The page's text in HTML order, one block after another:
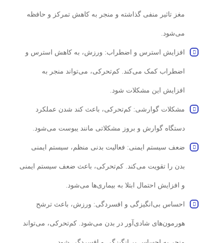
مغز تاثیر منفی گذاشته و منجر به کاهش تمرکز و حافظه
می‌شود.
افزایش استرس و اضطراب: ورزش، به کاهش استرس و
اضطراب کمک می‌کند. کم‌تحرکی، می‌تواند منجر به
افزایش این مشکلات شود.
مشکلات گوارشی: کم‌تحرکی، باعث کند شدن عملکرد
دستگاه گوارش و بروز مشکلاتی مانند یبوست می‌شود.
ضعف سیستم ایمنی: فعالیت بدنی منظم، سیستم ایمنی
بدن را تقویت می‌کند. کم‌تحرکی، باعث ضعف سیستم ایمنی
و افزایش احتمال ابتلا به بیماری‌ها می‌شود.
احساس بی‌انگیزگی و افسردگی: ورزش، باعث ترشح
هورمون‌های شادی‌آور در بدن می‌شود. کم‌تحرکی، می‌تواند